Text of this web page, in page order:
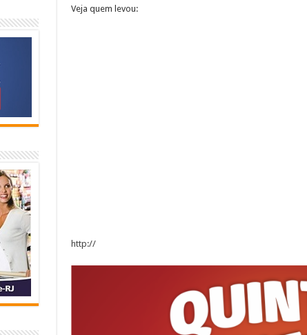
Veja quem levou:
http://